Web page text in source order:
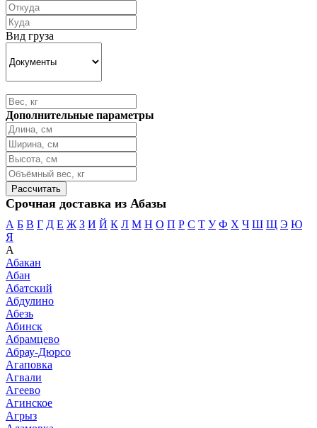
Вид груза
Дополнительные параметры
Срочная доставка из Абазы
А Б В Г Д Е Ж З И Й К Л М Н О П Р С Т У Ф Х Ч Ш Щ Э Ю
Я
А
Абакан
Абан
Абатский
Абдулино
Абезь
Абинск
Абрамцево
Абрау-Дюрсо
Агаповка
Агвали
Агеево
Агинское
Агрыз